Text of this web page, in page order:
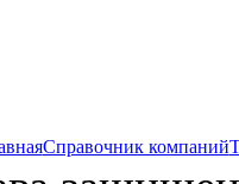
Справочник компаний